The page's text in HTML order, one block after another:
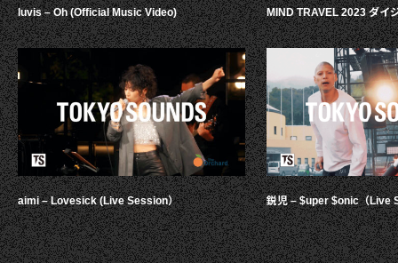
luvis – Oh (Official Music Video)
aimi – Lovesick (Live Session）
MIND TRAVEL 2023 ダイ
鋭児 – $uper $onic（Live